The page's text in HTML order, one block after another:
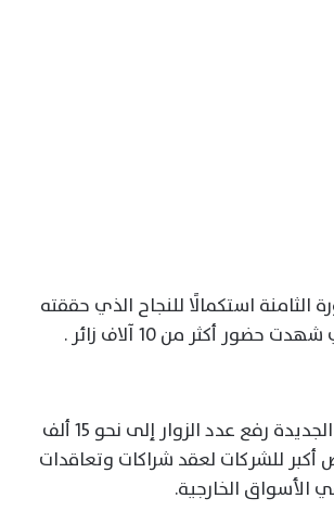
الثامنة استكمالًا للنجاح الذي حققته
وتستهدف الدورة الجديدة رفع عدد الزوار إلى نحو 15 ألف
أكبر للشركات لعقد شراكات وتعاقدات
الأسواق الخارجية.